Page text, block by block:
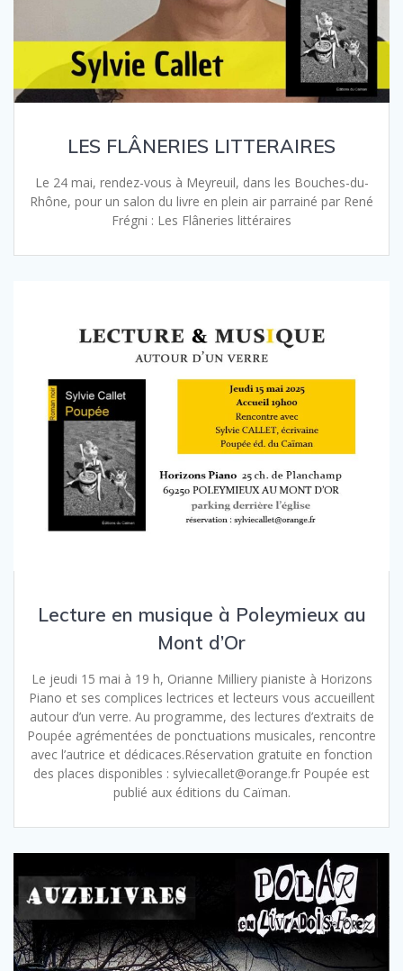
LES FLÂNERIES LITTERAIRES
Le 24 mai, rendez-vous à Meyreuil, dans les Bouches-du-
Rhône, pour un salon du livre en plein air parrainé par René
Frégni : Les Flâneries littéraires
Lecture en musique à Poleymieux au
Mont d’Or
Le jeudi 15 mai à 19 h, Orianne Milliery pianiste à Horizons
Piano et ses complices lectrices et lecteurs vous accueillent
autour d’un verre. Au programme, des lectures d’extraits de
Poupée agrémentées de ponctuations musicales, rencontre
avec l’autrice et dédicaces.Réservation gratuite en fonction
des places disponibles : sylviecallet@orange.fr Poupée est
publié aux éditions du Caïman.